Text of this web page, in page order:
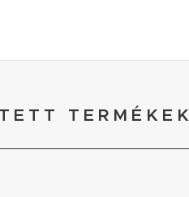
TERMÉKEK